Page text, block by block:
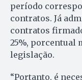
período
contratos. Já
contratos
25%, porcentual
legislação.
“Portanto, é